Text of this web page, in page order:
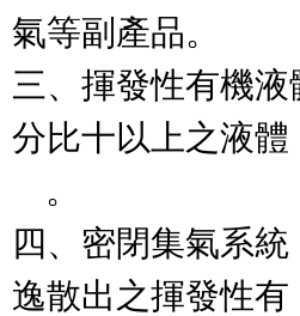
氣等副產品。
三、揮發性有機
分比十以上之液體
。
四、密閉集氣系
逸散出之揮發性有